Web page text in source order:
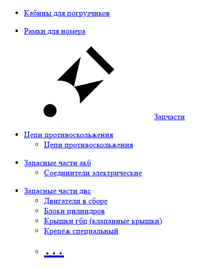
Кабины для погрузчиков
Рамки для номера
Запчасти
Цепи противоскольжения
Цепи противоскольжения
Запасные части акб
Соединители электрические
Запасные части двс
Двигатели в сборе
Блоки цилиндров
Крышки гбц (клапанные крышки)
Крепёж специальный
…